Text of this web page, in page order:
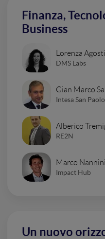
Finanza,
Business
Lorenza Agosti
DMS Labs
Gian Marco
Intesa San Paolo
Alberico
RE2N
Marco Nannini
Impact Hub
Un nuovo